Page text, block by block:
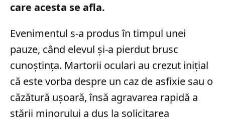
care acesta se afla.
Evenimentul s-a produs în timpul unei
pauze, când elevul și-a pierdut brusc
cunoștința. Martorii oculari au crezut inițial
că este vorba despre un caz de asfixie sau o
căzătură ușoară, însă agravarea rapidă a
stării minorului a dus la solicitarea